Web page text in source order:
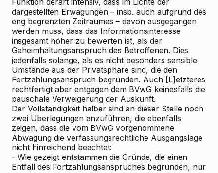
Funktion derart intensiv, dass im Lichte der
dargestellten Erwägungen – insb. auch aufgrund des
eng begrenzten Zeitraumes – davon ausgegangen
werden muss, dass das Informationsinteresse
insgesamt höher zu bewerten ist, als der
Geheimhaltungsanspruch des Betroffenen. Dies
jedenfalls solange, als es nicht besonders sensible
Umstände aus der Privatsphäre sind, die den
Fortzahlungsanspruch begründen. Auch [L]etzteres
rechtfertigt aber entgegen dem BVwG keinesfalls die
pauschale Verweigerung der Auskunft.
Der Vollständigkeit halber sind an dieser Stelle noch
zwei Überlegungen anzuführen, die ebenfalls
zeigen, dass die vom BVwG vorgenommene
Abwägung die verfassungsrechtliche Ausgangslage
nicht hinreichend beachtet:
- Wie gezeigt entstammen die Gründe, die einen
Entfall des Fortzahlungsanspruches begründen, nur